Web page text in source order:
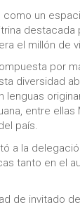
como un
el millón de
por
diversidad
entre ellas
país.
a la
tanto en el
de invitado